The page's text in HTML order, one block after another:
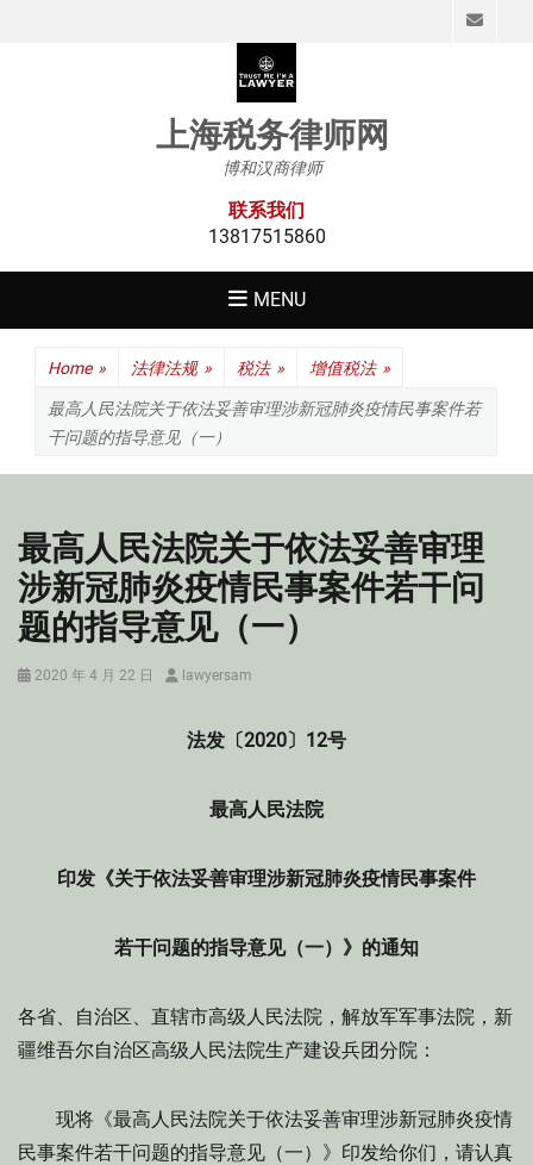
上海税务律师网
博和汉商律师
联系我们
13817515860
MENU
Home » 法律法规 » 税法 » 增值税法 »
最高人民法院关于依法妥善审理涉新冠肺炎疫情民事案件若
干问题的指导意见（一）
最高人民法院关于依法妥善审理
涉新冠肺炎疫情民事案件若干问
题的指导意见（一）
Posted
2020 年 4 月 22 日 Authorlawyersam
法发〔2020〕12号
最高人民法院
印发《关于依法妥善审理涉新冠肺炎疫情民事案件
若干问题的指导意见（一）》的通知
各省、自治区、直辖市高级人民法院，解放军军事法院，新
疆维吾尔自治区高级人民法院生产建设兵团分院：
现将《最高人民法院关于依法妥善审理涉新冠肺炎疫情
民事案件若干问题的指导意见（一）》印发给你们，请认真